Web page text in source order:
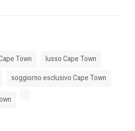
Town
lusso Cape Town
soggiorno esclusivo Cape Town